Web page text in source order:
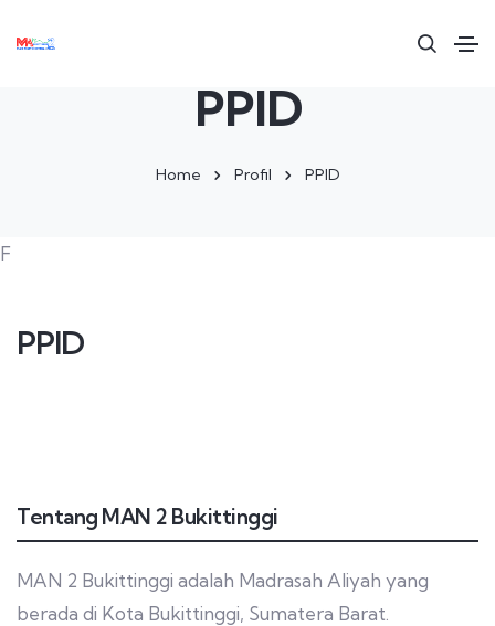
PPID
Home Profil PPID
F
PPID
Tentang MAN 2 Bukittinggi
MAN 2 Bukittinggi adalah Madrasah Aliyah yang
berada di Kota Bukittinggi, Sumatera Barat.